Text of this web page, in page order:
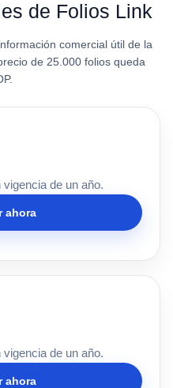
de Folios Link
comercial útil de la
de 25.000 folios queda
de un año.
ahora
de un año.
ahora